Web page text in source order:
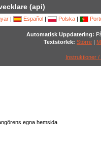
(api)
| Español| Polska|
Automatisk Uppdatering:
Textstorlek: Större |
Instruktioner /
egna hemsida